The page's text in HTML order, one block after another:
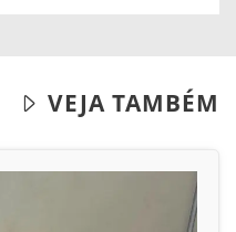
VEJA TAMBÉM